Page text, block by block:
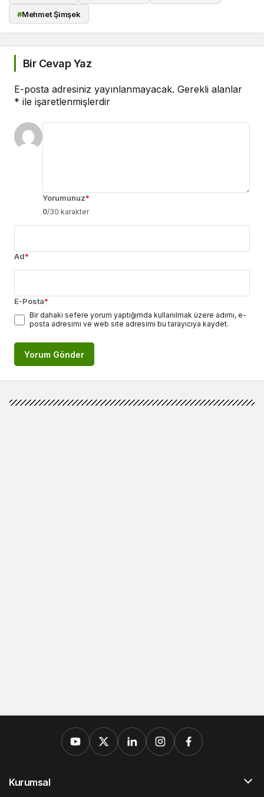
#Mehmet Şimşek
Bir Cevap Yaz
E-posta adresiniz yayınlanmayacak. Gerekli alanlar
* ile işaretlenmişlerdir
Yorumunuz*
0/30 karakter
Ad*
E-Posta*
Bir dahaki sefere yorum yaptığımda kullanılmak üzere adımı, e-
posta adresimi ve web site adresimi bu tarayıcıya kaydet.
Yorum Gönder
Kurumsal